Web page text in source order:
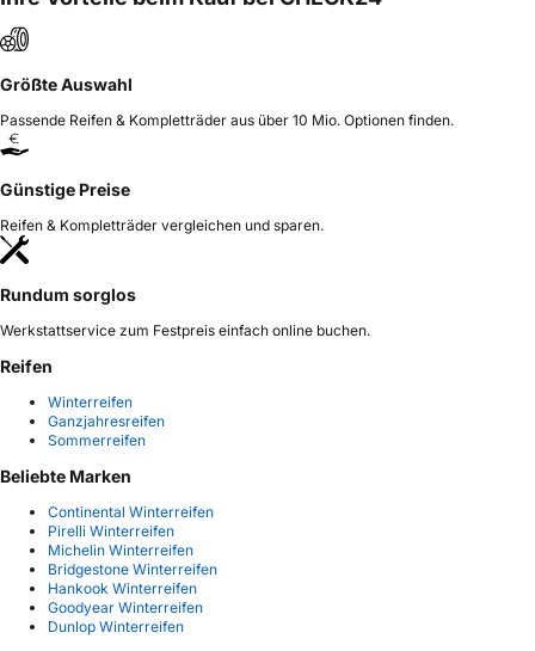
Größte Auswahl
Passende Reifen & Kompletträder aus über 10 Mio. Optionen finden.
Günstige Preise
Reifen & Kompletträder vergleichen und sparen.
Rundum sorglos
Werkstattservice zum Festpreis einfach online buchen.
Reifen
Winterreifen
Ganzjahresreifen
Sommerreifen
Beliebte Marken
Continental Winterreifen
Pirelli Winterreifen
Michelin Winterreifen
Bridgestone Winterreifen
Hankook Winterreifen
Goodyear Winterreifen
Dunlop Winterreifen